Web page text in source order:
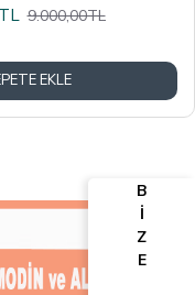
7.600,00TL
EKLE
B
İ
Z
E